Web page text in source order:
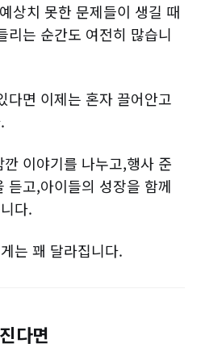
상치 못한 문제들이 생길 때
리는 순간도 여전히 많습니
다면 이제는 혼자 끌어안고
이야기를 나누고,행사 준
듣고,아이들의 성장을 함께
다.
는 꽤 달라집니다.
다면